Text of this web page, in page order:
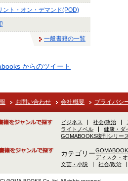
ント・オン・デマンド(POD)
一般書籍の一覧
からのツイート
お問い合わせ 会社概要 プライバシ
ビジネス 社会/政治
ライトノベル
健康・ダ
GOMABOOKS復刊シリー
カテゴリーディスク・
文芸・小説
社会/政治